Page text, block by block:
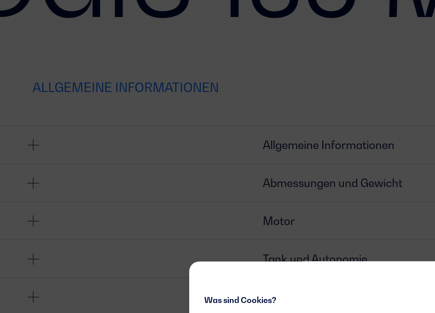
Was sind Cookies?
ALLGEMEINE INFORMATIONEN
Allgemeine Informationen
Abmessungen und Gewicht
Motor
Tank und Autonomie
Generator